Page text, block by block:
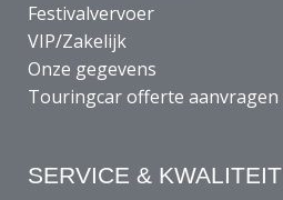
Festivalvervoer
VIP/Zakelijk
Onze gegevens
Touringcar offerte aanvragen
SERVICE & KWALITEIT